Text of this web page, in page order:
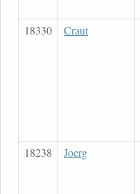
18330 Craut
18238 Joerg